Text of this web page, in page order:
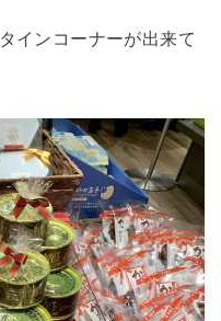
インコーナーが出来て